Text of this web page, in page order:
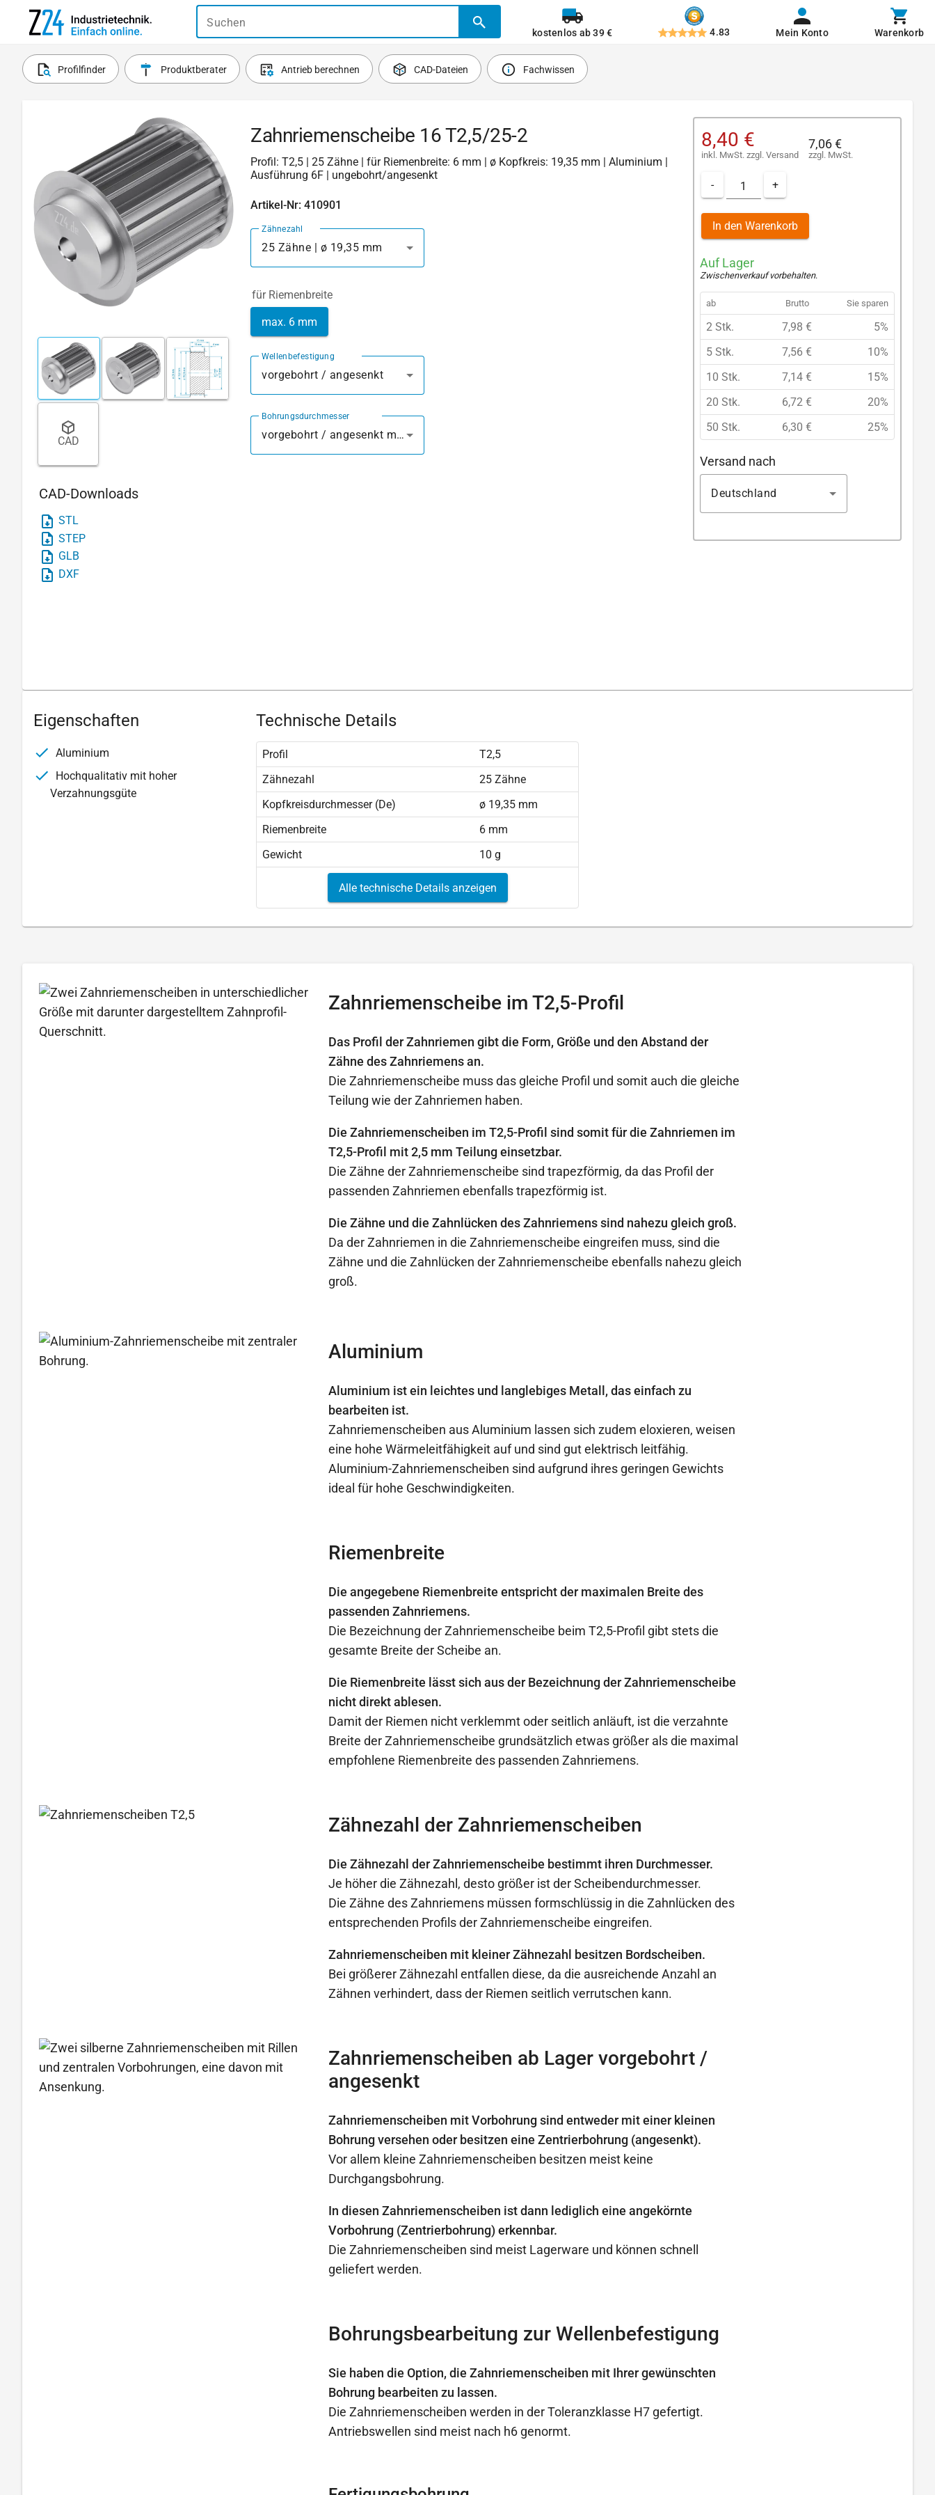
Suchen
kostenlos ab 39 € 4.83 Mein Konto Warenkorb
Profilfinder Produktberater Antrieb berechnen CAD-Dateien Fachwissen
CAD
CAD-Downloads
STL
STEP
GLB
DXF
Zahnriemenscheibe 16 T2,5/25-2
Profil: T2,5 | 25 Zähne | für Riemenbreite: 6 mm | ø Kopfkreis: 19,35 mm | Aluminium |
Ausführung 6F | ungebohrt/angesenkt
Artikel-Nr: 410901
Zähnezahl
25 Zähne | ø 19,35 mm
für Riemenbreite
max. 6 mm
Wellenbefestigung
vorgebohrt / angesenkt
Bohrungsdurchmesser
vorgebohrt / angesenkt mm
8,40 €
inkl. MwSt. zzgl. Versand
7,06 €
zzgl. MwSt.
- +
In den Warenkorb
Auf Lager
Zwischenverkauf vorbehalten.
ab Brutto Sie sparen
2 Stk. 7,98 €
5%
5 Stk.
7,56 €
10%
10 Stk.
7,14 €
15%
20 Stk.
6,72 €
20%
50 Stk.
6,30 € 25%
Versand nach
Deutschland
Eigenschaften
Aluminium
Hochqualitativ mit hoher
Verzahnungsgüte
Technische Details
Profil
T2,5
Zähnezahl
25 Zähne
Kopfkreisdurchmesser (De)
ø 19,35 mm
Riemenbreite
6 mm
Gewicht
10 g
Alle technische Details anzeigen
Zahnriemenscheibe im T2,5-Profil
Das Profil der Zahnriemen gibt die Form, Größe und den Abstand der
Zähne des Zahnriemens an.
Die Zahnriemenscheibe muss das gleiche Profil und somit auch die gleiche
Teilung wie der Zahnriemen haben.
Die Zahnriemenscheiben im T2,5-Profil sind somit für die Zahnriemen im
T2,5-Profil mit 2,5 mm Teilung einsetzbar.
Die Zähne der Zahnriemenscheibe sind trapezförmig, da das Profil der
passenden Zahnriemen ebenfalls trapezförmig ist.
Die Zähne und die Zahnlücken des Zahnriemens sind nahezu gleich groß.
Da der Zahnriemen in die Zahnriemenscheibe eingreifen muss, sind die
Zähne und die Zahnlücken der Zahnriemenscheibe ebenfalls nahezu gleich
groß.
Aluminium
Aluminium ist ein leichtes und langlebiges Metall, das einfach zu
bearbeiten ist.
Zahnriemenscheiben aus Aluminium lassen sich zudem eloxieren, weisen
eine hohe Wärmeleitfähigkeit auf und sind gut elektrisch leitfähig.
Aluminium-Zahnriemenscheiben sind aufgrund ihres geringen Gewichts
ideal für hohe Geschwindigkeiten.
Riemenbreite
Die angegebene Riemenbreite entspricht der maximalen Breite des
passenden Zahnriemens.
Die Bezeichnung der Zahnriemenscheibe beim T2,5-Profil gibt stets die
gesamte Breite der Scheibe an.
Die Riemenbreite lässt sich aus der Bezeichnung der Zahnriemenscheibe
nicht direkt ablesen.
Damit der Riemen nicht verklemmt oder seitlich anläuft, ist die verzahnte
Breite der Zahnriemenscheibe grundsätzlich etwas größer als die maximal
empfohlene Riemenbreite des passenden Zahnriemens.
Zähnezahl der Zahnriemenscheiben
Die Zähnezahl der Zahnriemenscheibe bestimmt ihren Durchmesser.
Je höher die Zähnezahl, desto größer ist der Scheibendurchmesser.
Die Zähne des Zahnriemens müssen formschlüssig in die Zahnlücken des
entsprechenden Profils der Zahnriemenscheibe eingreifen.
Zahnriemenscheiben mit kleiner Zähnezahl besitzen Bordscheiben.
Bei größerer Zähnezahl entfallen diese, da die ausreichende Anzahl an
Zähnen verhindert, dass der Riemen seitlich verrutschen kann.
Zahnriemenscheiben ab Lager vorgebohrt /
angesenkt
Zahnriemenscheiben mit Vorbohrung sind entweder mit einer kleinen
Bohrung versehen oder besitzen eine Zentrierbohrung (angesenkt).
Vor allem kleine Zahnriemenscheiben besitzen meist keine
Durchgangsbohrung.
In diesen Zahnriemenscheiben ist dann lediglich eine angekörnte
Vorbohrung (Zentrierbohrung) erkennbar.
Die Zahnriemenscheiben sind meist Lagerware und können schnell
geliefert werden.
Bohrungsbearbeitung zur Wellenbefestigung
Sie haben die Option, die Zahnriemenscheiben mit Ihrer gewünschten
Bohrung bearbeiten zu lassen.
Die Zahnriemenscheiben werden in der Toleranzklasse H7 gefertigt.
Antriebswellen sind meist nach h6 genormt.